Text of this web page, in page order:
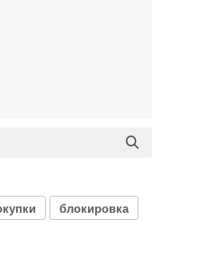
блокировка